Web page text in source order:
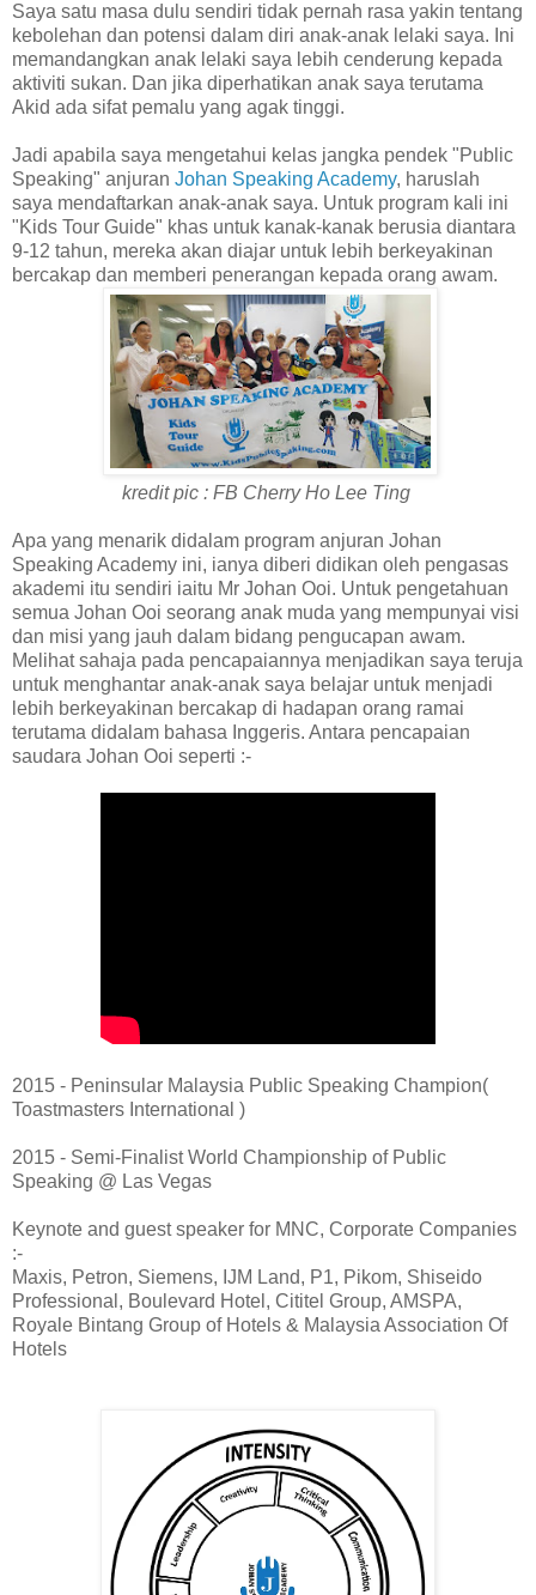
Saya satu masa dulu sendiri tidak pernah rasa yakin tentang
kebolehan dan potensi dalam diri anak-anak lelaki saya. Ini
memandangkan anak lelaki saya lebih cenderung kepada
aktiviti sukan. Dan jika diperhatikan anak saya terutama
Akid ada sifat pemalu yang agak tinggi.
Jadi apabila saya mengetahui kelas jangka pendek "Public
Speaking" anjuran Johan Speaking Academy, haruslah
saya mendaftarkan anak-anak saya. Untuk program kali ini
"Kids Tour Guide" khas untuk kanak-kanak berusia diantara
9-12 tahun, mereka akan diajar untuk lebih berkeyakinan
bercakap dan memberi penerangan kepada orang awam.
kredit pic : FB Cherry Ho Lee Ting
Apa yang menarik didalam program anjuran Johan
Speaking Academy ini, ianya diberi didikan oleh pengasas
akademi itu sendiri iaitu Mr Johan Ooi. Untuk pengetahuan
semua Johan Ooi seorang anak muda yang mempunyai visi
dan misi yang jauh dalam bidang pengucapan awam.
Melihat sahaja pada pencapaiannya menjadikan saya teruja
untuk menghantar anak-anak saya belajar untuk menjadi
lebih berkeyakinan bercakap di hadapan orang ramai
terutama didalam bahasa Inggeris. Antara pencapaian
saudara Johan Ooi seperti :-
2015 - Peninsular Malaysia Public Speaking Champion(
Toastmasters International )
2015 - Semi-Finalist World Championship of Public
Speaking @ Las Vegas
Keynote and guest speaker for MNC, Corporate Companies
:-
Maxis, Petron, Siemens, IJM Land, P1, Pikom, Shiseido
Professional, Boulevard Hotel, Cititel Group, AMSPA,
Royale Bintang Group of Hotels & Malaysia Association Of
Hotels